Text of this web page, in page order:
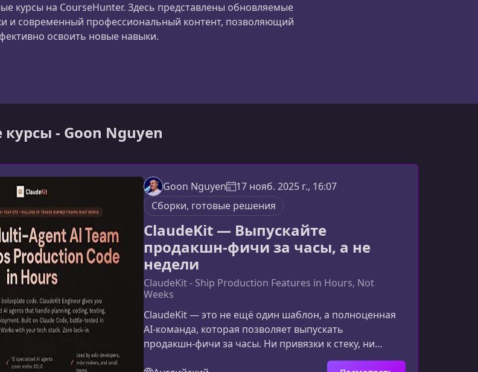
курсы на CourseHunter. Здесь представлены обновляемые
и современный профессиональный контент, позволяющий
освоить новые навыки.
- Goon Nguyen
Goon Nguyen
17 нояб. 2025 г., 16:07
Сборки, готовые решения
ClaudeKit — Выпускайте
продакшн-фичи за часы, а не
недели
ClaudeKit - Ship Production Features in Hours, Not
Weeks
ClaudeKit — это не ещё один шаблон, а полноценная
AI‑команда, которая позволяет выпускать
продакшн‑фичи за часы. Ни привязки к стеку, ни
устаревших зависимостей — только адаптивная